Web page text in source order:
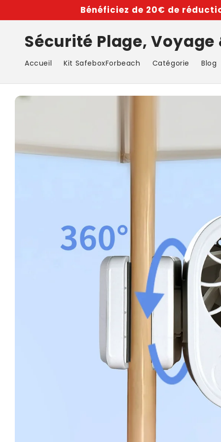
au
Bénéficiez de 20€ de
Sécurité Plage, Voyage
Accueil Kit SafeboxForbeach Catégorie Blog
Passer aux